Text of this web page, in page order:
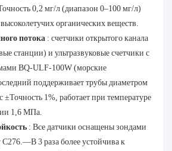
0,2 мг/л (диапазон 0–100 мг/л)
органических веществ.
потока : счетчики открытого канала
станции) и ультразвуковые счетчики с
BQ-ULF-100W (морские
поддерживает трубы диаметром
1%, работает при температуре
1,6 МПа.
: Все датчики оснащены зондами
C276.—В 3 раза более устойчива к